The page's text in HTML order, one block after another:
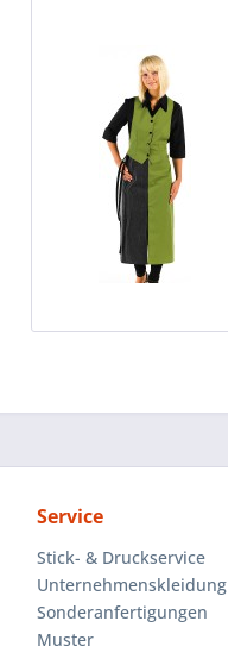
Service
Stick- & Druckservice
Unternehmenskleidung
Sonderanfertigungen
Muster